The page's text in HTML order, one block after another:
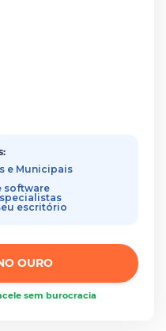
e Municipais
software
escritório
OURO
sem burocracia